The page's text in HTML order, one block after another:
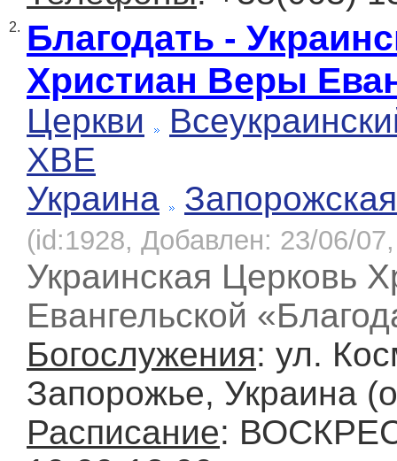
2. Благодать -
Христиан Веры
Церкви
ХВЕ
Украина
Запорожская
(id:1928, Добавлен: 23/06/
Украинская Церковь
Евангельской
Богослужения: ул.
Запорожье, Украина
Расписание: